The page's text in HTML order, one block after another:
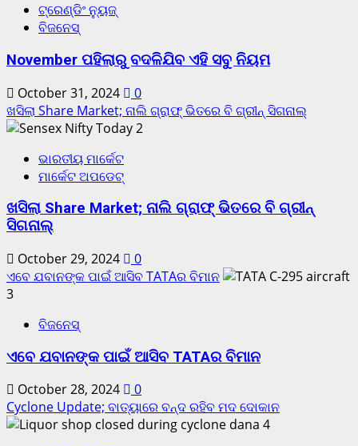
ଟ୍ରେଣ୍ଡିଂ ନ୍ୟୁଜ୍
ବିଜନେସ୍
November ପହିଲାରୁ ବଦଳିଯିବ ଏହି ସବୁ ନିୟମ
October 31, 2024
0
ଖସିଲା Share Market; ନାଲି ଗ୍ରାଫ୍ ଭିତରେ ବି ଗ୍ରୀନ୍ ସିଗନାଲ୍
2
ଭାରତୀୟ ମାର୍କେଟ
ମାର୍କେଟ ଅପଡେଟ୍
ଖସିଲା Share Market; ନାଲି ଗ୍ରାଫ୍ ଭିତରେ ବି ଗ୍ରୀନ୍
ସିଗନାଲ୍
October 29, 2024
0
ଏବେ ଯବାନଙ୍କ ପାଇଁ ଆସିବ TATAର ବିମାନ
3
ବିଜନେସ୍
ଏବେ ଯବାନଙ୍କ ପାଇଁ ଆସିବ TATAର ବିମାନ
October 28, 2024
0
Cyclone Update; ବାତ୍ୟାରେ ବନ୍ଦ ରହିବ ମଦ ଦୋକାନ
4